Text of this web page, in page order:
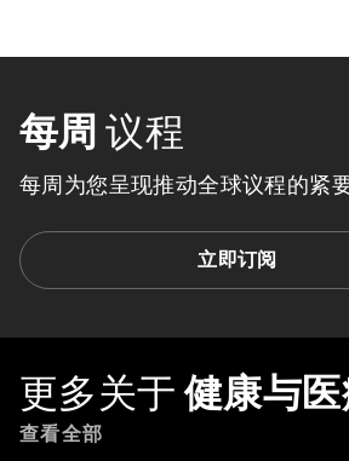
每周 议程
每周为您呈现推动全球议程的紧
立即订阅
更多关于 健康与
查看全部